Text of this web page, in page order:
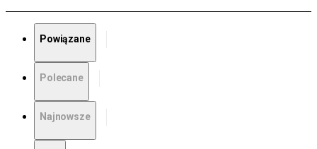
Powiązane
Polecane
Najnowsze